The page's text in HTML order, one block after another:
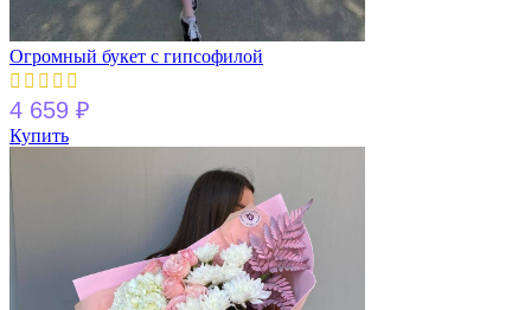
Огромный букет с гипсофилой
4 659 ₽
Купить